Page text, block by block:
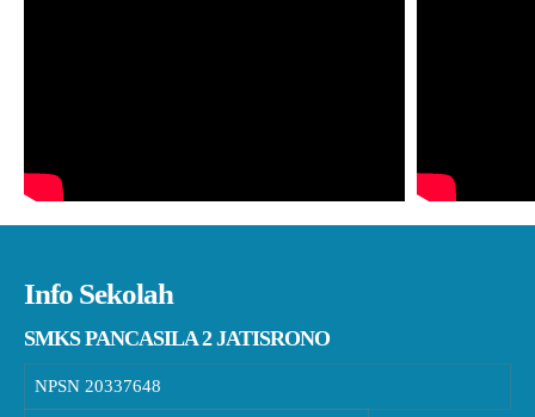
Info Sekolah
SMKS PANCASILA 2 JATISRONO
NPSN 20337648